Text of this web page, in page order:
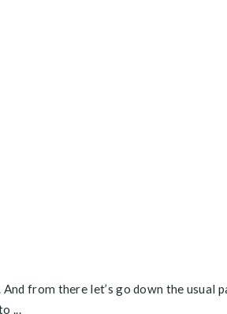
from there let’s go down the usual
...